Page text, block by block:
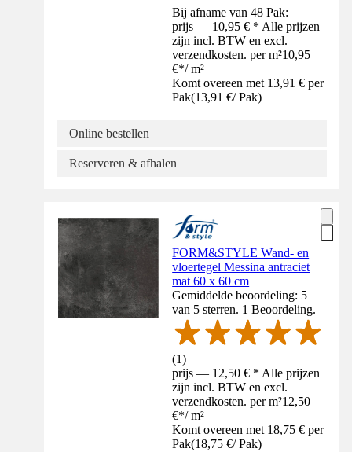
Bij afname van 48 Pak:
prijs — 10,95 € * Alle prijzen
zijn incl. BTW en excl.
verzendkosten. per m²10,95
€*/ m²
Komt overeen met 13,91 € per
Pak(13,91 €/ Pak)
Online bestellen
Reserveren & afhalen
FORM&STYLE Wand- en
vloertegel Messina antraciet
mat 60 x 60 cm
Gemiddelde beoordeling: 5
van 5 sterren. 1 Beoordeling.
(1)
prijs — 12,50 € * Alle prijzen
zijn incl. BTW en excl.
verzendkosten. per m²12,50
€*/ m²
Komt overeen met 18,75 € per
Pak(18,75 €/ Pak)